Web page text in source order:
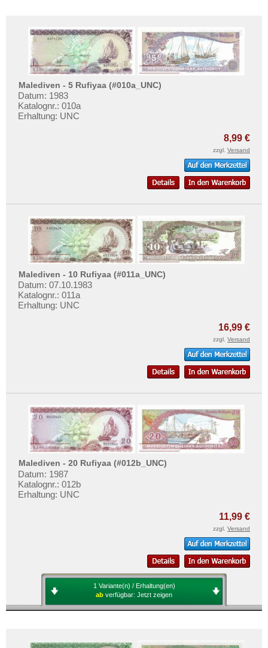
Malediven - 5 Rufiyaa (#010a_UNC)
Datum: 1983
Katalognr.: 010a
Erhaltung: UNC
8,99 €
zzgl. Versand
Malediven - 10 Rufiyaa (#011a_UNC)
Datum: 07.10.1983
Katalognr.: 011a
Erhaltung: UNC
16,99 €
zzgl. Versand
Malediven - 20 Rufiyaa (#012b_UNC)
Datum: 1987
Katalognr.: 012b
Erhaltung: UNC
11,99 €
zzgl. Versand
1 Variante(n) / Erhaltung(en)
ab verfügbar: Jetzt zeigen